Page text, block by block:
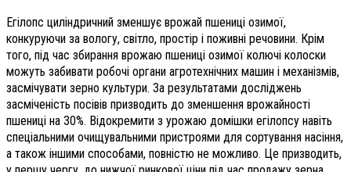
Егілопс циліндричний зменшує врожай пшениці озимої,
конкуруючи за вологу, світло, простір і поживні речовини. Крім
того, під час збирання врожаю пшениці озимої колючі колоски
можуть забивати робочі органи агротехнічних машин і механізмів,
засмічувати зерно культури. За результатами досліджень
засміченість посівів призводить до зменшення врожайності
пшениці на 30%. Відокремити з урожаю домішки егілопсу навіть
спеціальними очищувальними пристроями для сортування насіння,
а також іншими способами, повністю не можливо. Це призводить,